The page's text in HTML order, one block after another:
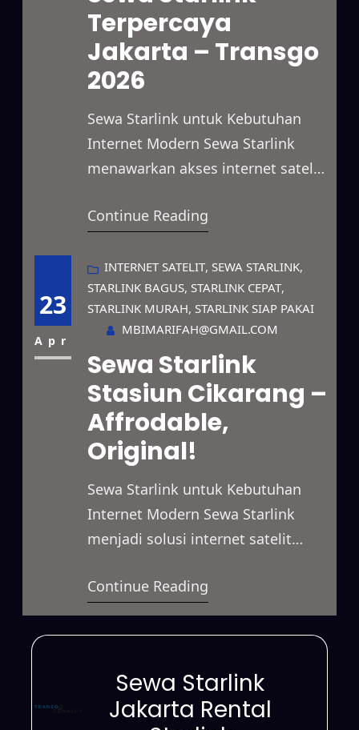
lokasi dengan sinyal terbatas,
serta wilayah yang belum
terhubung jaringan fiber optik.
Dengan…
Terpercaya
Jakarta – Transgo
2026
Sewa Starlink untuk Kebutuhan
Internet Modern Sewa Starlink
menawarkan akses internet satelit
digunakan di berbagai kondisi.
kebutuhan bisnis, proyek
lapangan, event, hingga
penggunaan pribadi secara
fleksibel. Selain itu, jangkauannya
mampu mencakup area terpencil,
lokasi dengan sinyal lemah, hingga
wilayah yang belum terhubung
jaringan fiber optik. Berkat
teknologi satelit…
Continue Reading
23
Apr
INTERNET SATELIT, SEWA STARLINK
STARLINK BAGUS, STARLINK CEPAT
STARLINK MURAH, STARLINK SIAP PAKAI
MBIMARIFAH@GMAIL.COM
Sewa Starlink
Stasiun Cikarang –
Affrodable,
Original!
Sewa Starlink untuk Kebutuhan
Internet Modern Sewa Starlink
menjadi solusi internet satelit
digunakan dalam berbagai kondisi.
Layanan ini mendukung
kebutuhan bisnis, proyek
penggunaan pribadi secara lebih
fleksibel. Selain itu, Starlink
Continue Reading
Sewa Starlink
Jakarta Rental